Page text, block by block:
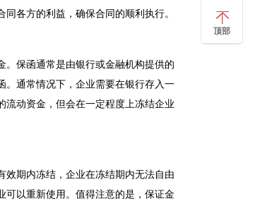
各方的利益，确保合同的顺利执行。
。保函通常是由银行或金融机构提供的
。通常情况下，企业需要在银行存入一
流动资金，但会在一定程度上冻结企业
效期内冻结，企业在冻结期内无法自由
可以重新使用。值得注意的是，保证金
顶部